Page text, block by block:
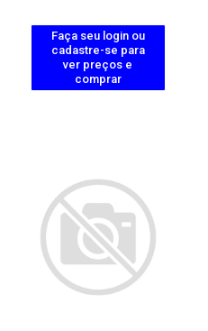
Faça seu login ou
cadastre-se para
ver preços e
comprar